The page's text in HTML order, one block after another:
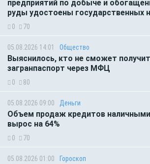
предприятий по добыче и
руды удостоены государственных
0 70
05.08.2026 14:01 Общество
Выяснилось, кто не сможет
загранпаспорт через МФЦ
0 80
05.08.2026 09:00 Деньги
Объем продаж кредитов
вырос на 64%
0 70
05.08.2026 01:00 Гороскоп